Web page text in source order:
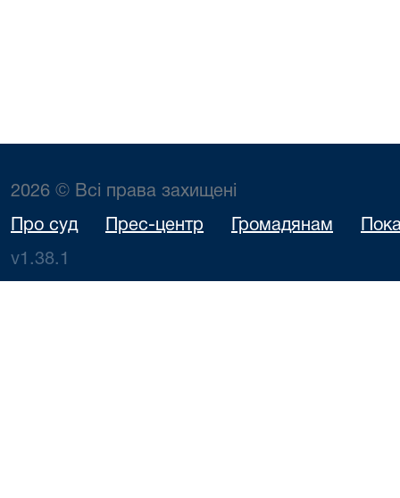
2026 © Всі права захищені
Про суд Прес-центр Громадянам
v1.38.1